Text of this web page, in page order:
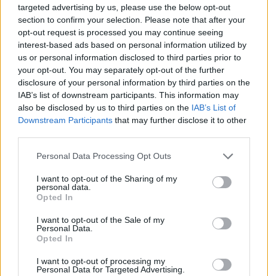
targeted advertising by us, please use the below opt-out
section to confirm your selection. Please note that after your
opt-out request is processed you may continue seeing
interest-based ads based on personal information utilized by
us or personal information disclosed to third parties prior to
your opt-out. You may separately opt-out of the further
disclosure of your personal information by third parties on the
IAB’s list of downstream participants. This information may
also be disclosed by us to third parties on the IAB’s List of
Downstream Participants that may further disclose it to other
Personal Data Processing Opt Outs
I want to opt-out of the Sharing of my
personal data.
Opted In
I want to opt-out of the Sale of my
Personal Data.
Opted In
I want to opt-out of processing my
Personal Data for Targeted Advertising.
Esim for Global
Esim for USA|Esim for Italy| Esim for Spain|Esim